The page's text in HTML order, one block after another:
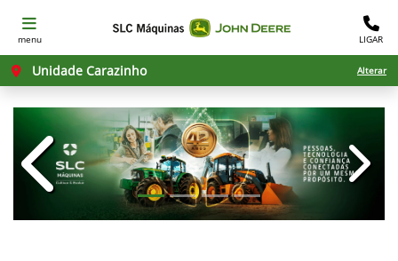
menu LIGAR
Unidade Carazinho Alterar
templates.template-